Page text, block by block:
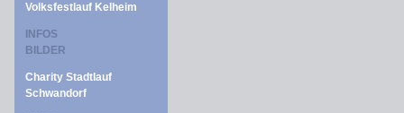
Volksfestlauf Kelheim
INFOS
BILDER
Charity Stadtlauf
Schwandorf